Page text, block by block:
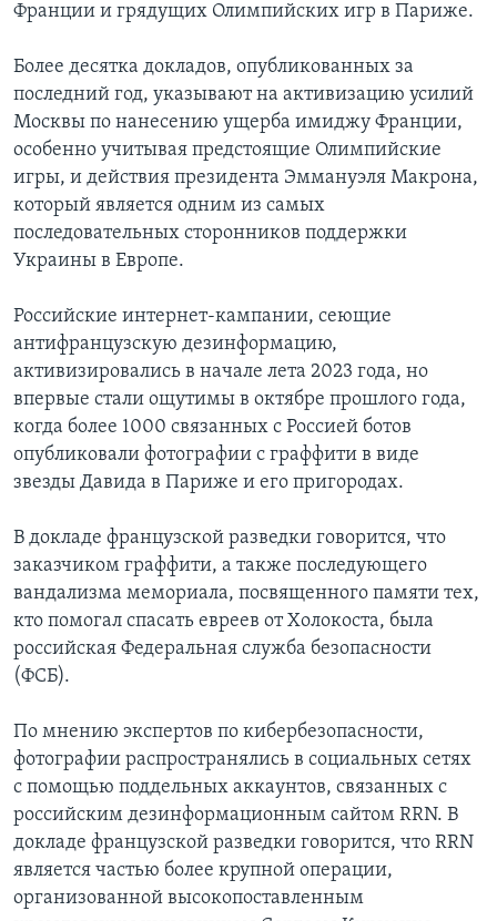
Франции и грядущих Олимпийских игр в Париже.
Более десятка докладов, опубликованных за
последний год, указывают на активизацию усилий
Москвы по нанесению ущерба имиджу Франции,
особенно учитывая предстоящие Олимпийские
игры, и действия президента Эммануэля Макрона,
который является одним из самых
последовательных сторонников поддержки
Украины в Европе.
Российские интернет-кампании, сеющие
антифранцузскую дезинформацию,
активизировались в начале лета 2023 года, но
впервые стали ощутимы в октябре прошлого года,
когда более 1000 связанных с Россией ботов
опубликовали фотографии с граффити в виде
звезды Давида в Париже и его пригородах.
В докладе французской разведки говорится, что
заказчиком граффити, а также последующего
вандализма мемориала, посвященного памяти тех,
кто помогал спасать евреев от Холокоста, была
российская Федеральная служба безопасности
(ФСБ).
По мнению экспертов по кибербезопасности,
фотографии распространялись в социальных сетях
с помощью поддельных аккаунтов, связанных с
российским дезинформационным сайтом RRN. В
докладе французской разведки говорится, что RRN
является частью более крупной операции,
организованной высокопоставленным